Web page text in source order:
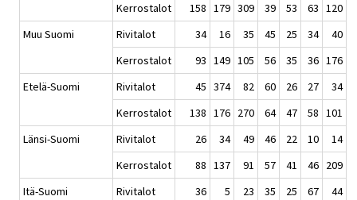
Kerrostalot
158 179 309 39 53 63 120
Muu Suomi
Rivitalot 34 16 35 45 25 34
40
Kerrostalot
93 149 105 56 35 36 176
Etelä-Suomi
Rivitalot 45 374 82 60 26 27
34
Kerrostalot
138 176 270 64 47 58 101
Länsi-Suomi
Rivitalot 26 34 49 46 22 10
14
Kerrostalot
88 137 91 57 41 46 209
Itä-Suomi
Rivitalot 36 5 23 35 25 67
44